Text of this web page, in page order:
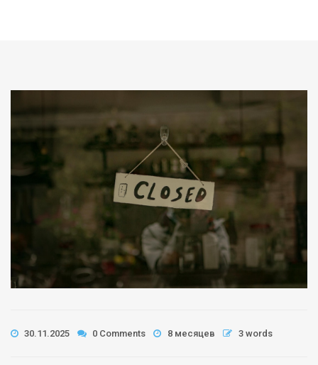
30.11.2025 0 Comments 8 месяцев 3 words